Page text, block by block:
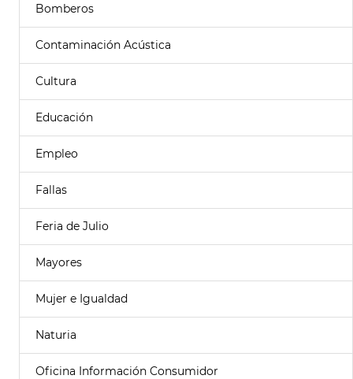
Bomberos
Contaminación Acústica
Cultura
Educación
Empleo
Fallas
Feria de Julio
Mayores
Mujer e Igualdad
Naturia
Oficina Información Consumidor